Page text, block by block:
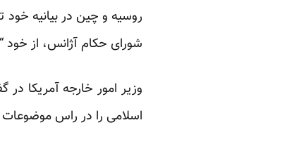
روسیه و چین در بیانیه خود
شورای حکام آژانس، از
وزیر امور خارجه آمریکا
اسلامی را در راس